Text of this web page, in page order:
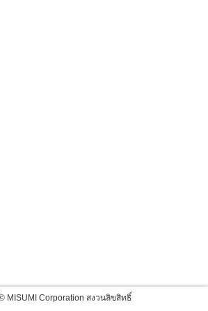
MISUMI Corporation สงวนลิขสิทธิ์